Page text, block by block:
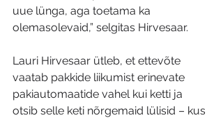
uue lünga, aga toetama ka
olemasolevaid,” selgitas Hirvesaar.
Lauri Hirvesaar ütleb, et ettevõte
vaatab pakkide liikumist erinevate
pakiautomaatide vahel kui ketti ja
otsib selle keti nõrgemaid lülisid – kus